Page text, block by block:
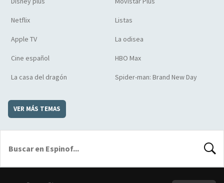
Netflix Listas
Apple TV La odisea
Cine español HBO Max
La casa del dragón Spider-man: Brand New Day
VER MÁS TEMAS